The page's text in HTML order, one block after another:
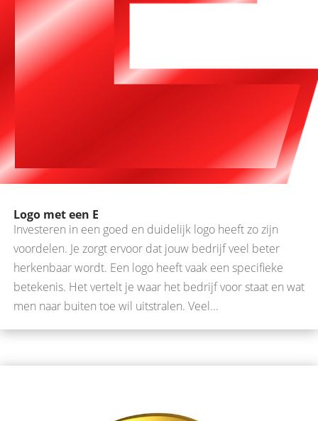
Logo met een E
Investeren in een goed en duidelijk logo heeft zo zijn
voordelen. Je zorgt ervoor dat jouw bedrijf veel beter
herkenbaar wordt. Een logo heeft vaak een specifieke
betekenis. Het vertelt je waar het bedrijf voor staat en wat
men naar buiten toe wil uitstralen. Veel...